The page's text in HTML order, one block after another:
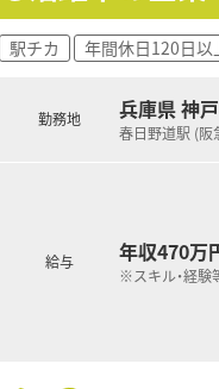
駅チカ 年間休日120日以
勤務地 兵庫県 神
春日野道駅 (阪
給与 年収470万
※スキル・経験